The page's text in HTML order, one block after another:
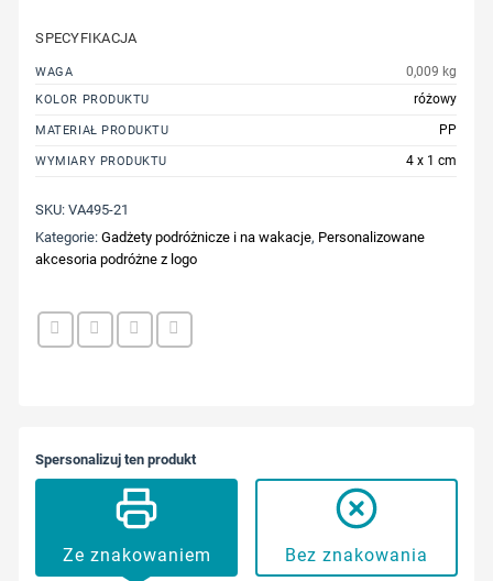
SPECYFIKACJA
WAGA 0,009 kg
KOLOR PRODUKTU różowy
MATERIAŁ PRODUKTU PP
WYMIARY PRODUKTU 4 x 1 cm
SKU:VA495-21
Kategorie:Gadżety podróżnicze i na wakacje, Personalizowane
akcesoria podróżne z logo
Spersonalizuj ten produkt
Ze znakowaniem Bez znakowania